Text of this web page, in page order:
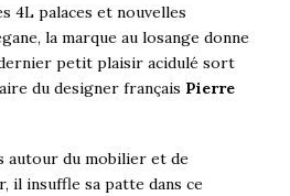
4L palaces et nouvelles
la marque au losange donne
petit plaisir acidulé sort
du designer français Pierre
autour du mobilier et de
il insuffle sa patte dans ce